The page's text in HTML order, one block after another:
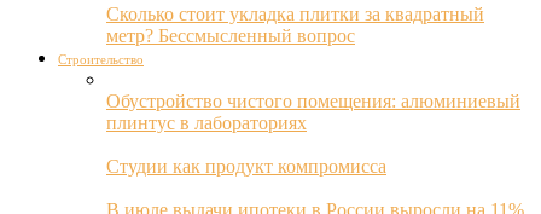
Сколько стоит укладка плитки за квадратный
метр? Бессмысленный вопрос
Строительство
Обустройство чистого помещения: алюминиевый
плинтус в лабораториях
Студии как продукт компромисса
В июле выдачи ипотеки в России выросли на 11%